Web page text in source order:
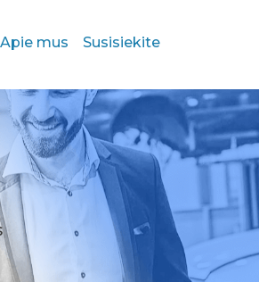
Apie mus Susisiekite